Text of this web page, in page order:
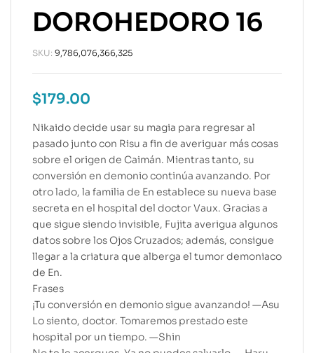
DOROHEDORO 16
SKU: 9,786,076,366,325
$179.00
Nikaido decide usar su magia para regresar al
pasado junto con Risu a fin de averiguar más cosas
sobre el origen de Caimán. Mientras tanto, su
conversión en demonio continúa avanzando. Por
otro lado, la familia de En establece su nueva base
secreta en el hospital del doctor Vaux. Gracias a
que sigue siendo invisible, Fujita averigua algunos
datos sobre los Ojos Cruzados; además, consigue
llegar a la criatura que alberga el tumor demoniaco
de En.
Frases
¡Tu conversión en demonio sigue avanzando! —Asu
Lo siento, doctor. Tomaremos prestado este
hospital por un tiempo. —Shin